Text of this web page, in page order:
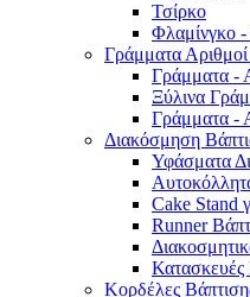
Τσίρκο
Φλαμίνγκο
Γράμματα
Γράμματα -
Ξύλινα
Γράμματα -
Διακόσμηση
Υφάσματα
Cake Stand
Runner
Κατασκευές
Κορδέλες